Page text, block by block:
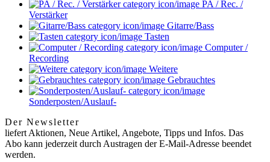
PA / Rec. /
Verstärker
Gitarre/Bass
Tasten
Computer /
Recording
Weitere
Gebrauchtes
Sonderposten/Auslauf-
Der Newsletter
liefert Aktionen, Neue Artikel, Angebote, Tipps und Infos. Das
Abo kann jederzeit durch Austragen der E-Mail-Adresse beendet
werden.